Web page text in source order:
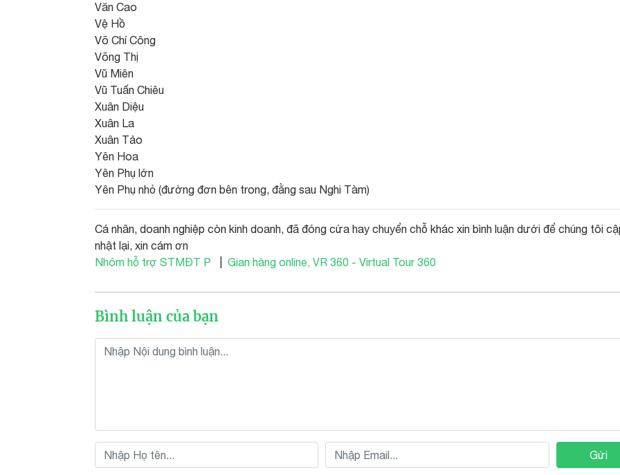
Văn Cao
Vệ Hồ
Võ Chí Công
Võng Thị
Vũ Miên
Vũ Tuấn Chiêu
Xuân Diệu
Xuân La
Xuân Tảo
Yên Hoa
Yên Phụ lớn
Yên Phụ nhỏ (đường đơn bên trong, đằng sau Nghi Tàm)
Cá nhân, doanh nghiệp còn kinh doanh, đã đóng cửa hay chuyển chỗ khác xin bình luận dưới để chúng tôi
nhật lại, xin cám ơn
Nhóm hỗ trợ STMĐT P
Gian hàng online, VR 360 - Virtual Tour 360
Bình luận của bạn
Gửi